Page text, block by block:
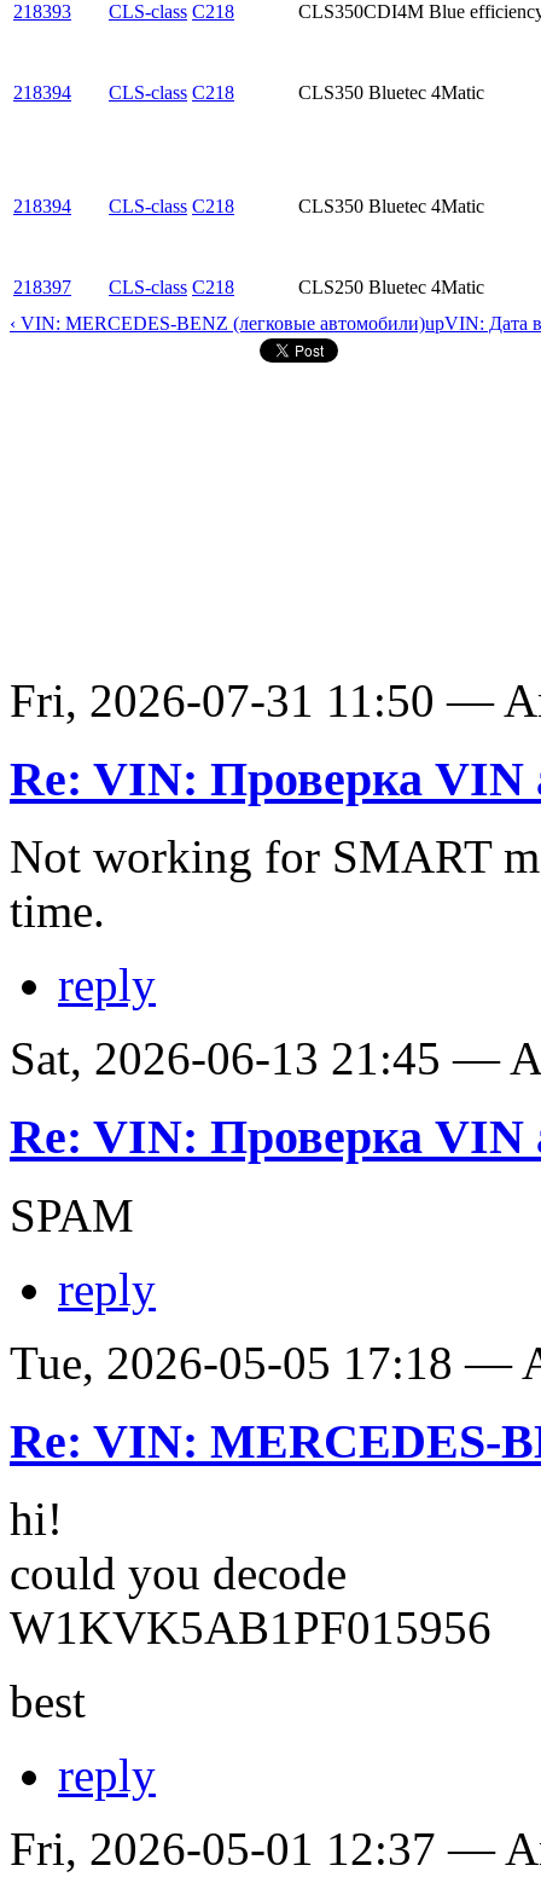
218393 CLS-class C218 CLS350CDI4M Blue
218394 CLS-class C218 CLS350 Bluetec 4Matic
218394 CLS-class C218 CLS350 Bluetec 4Matic
218397 CLS-class C218
CLS250 Bluetec 4Matic
‹ VIN: MERCEDES-BENZ (легковые автомобили)upVIN: Дата
Fri, 2026-07-31 11:50 —
Re: VIN: Проверка VIN
Not working for SMART
time.
reply
Sat, 2026-06-13 21:45 —
Re: VIN: Проверка VIN
SPAM
reply
Tue, 2026-05-05 17:18 —
Re: VIN: MERCEDES-
hi!
could you decode
W1KVK5AB1PF015956
best
reply
Fri, 2026-05-01 12:37 —